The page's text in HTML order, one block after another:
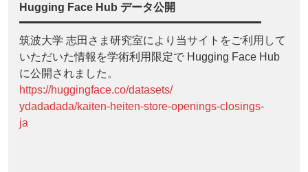
Hugging Face Hub データ公開
筑波大学 志田さま研究室により当サイトをご利用して
いただいた情報を学術利用限定で Hugging Face Hub
に公開されました。
https://huggingface.co/datasets/
ydadadada/kaiten-heiten-store-openings-closings-
ja